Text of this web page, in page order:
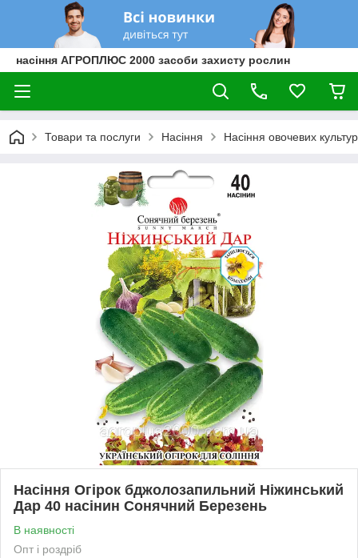
насіння АГРОПЛЮС 2000 засоби захисту рослин
Товари та послуги Насіння Насіння овочевих культур
Насіння Огірок бджолозапильний Ніжинський
Дар 40 насінин Сонячний Березень
В наявності
Опт і роздріб